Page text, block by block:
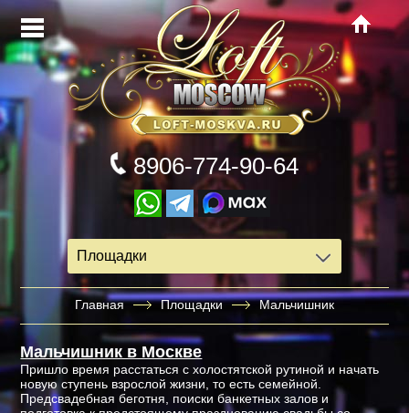
8906-774-90-64
Площадки
Главная Площадки Мальчишник
Мальчишник в Москве
Пришло время расстаться с холостятской рутиной и начать
новую ступень взрослой жизни, то есть семейной.
Предсвадебная беготня, поиски банкетных залов и